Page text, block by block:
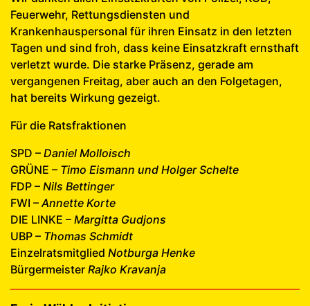
Feuerwehr, Rettungsdiensten und
Krankenhauspersonal für ihren Einsatz in den letzten
Tagen und sind froh, dass keine Einsatzkraft ernsthaft
verletzt wurde. Die starke Präsenz, gerade am
vergangenen Freitag, aber auch an den Folgetagen,
hat bereits Wirkung gezeigt.
Für die Ratsfraktionen
SPD – Daniel Molloisch
GRÜNE – Timo Eismann und Holger Schelte
FDP – Nils Bettinger
FWI –Annette Korte
DIE LINKE – Margitta Gudjons
UBP – Thomas Schmidt
Einzelratsmitglied Notburga Henke
Bürgermeister Rajko Kravanja